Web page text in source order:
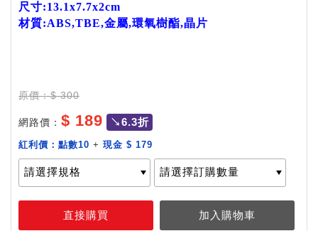
尺寸:13.1x7.7x2cm
材質:ABS,TBE,金屬,環氧樹酯,晶片
原價：$ 300
網路價： $ 189 ↘6.3折
紅利價： 點數10 + 現金 $ 179
商品介紹